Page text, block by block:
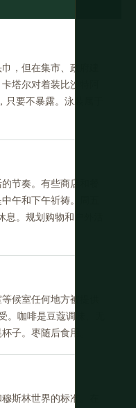
，但在集市、政府建
塔尔对着装比沙特阿
要不暴露。泳装属于
节奏。有些商店和餐
午和下午祈祷。周五
。规划购物和户外活
候室任何地方被提供
咖啡是豆蔻调味、无
子。枣随后食用。
斯林世界的标准。在